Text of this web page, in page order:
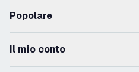
Popolare
Il mio conto